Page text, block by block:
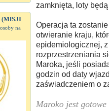
(MISJI
na
zamknięta, loty
Operacja ta
otwieranie kraju,
epidemiologicznej,
rozprzestrzeniania
Maroka, jeśli
godzin od daty
zaświadczeniem o
Maroko jest